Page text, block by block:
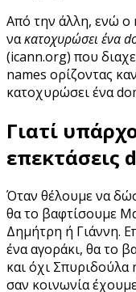
Από την άλλη, ενώ ο
νακατοχυρώσει ένα
(icann.org) που
names ορίζοντας
κατοχυρώσει ένα
Γιατί
επεκτάσεις
Όταν θέλουμε να
θα το βαφτίσουμε
Δημήτρη ή Γιάννη.
ένα αγοράκι, θα το
και όχι Σπυριδούλα
σαν κοινωνία